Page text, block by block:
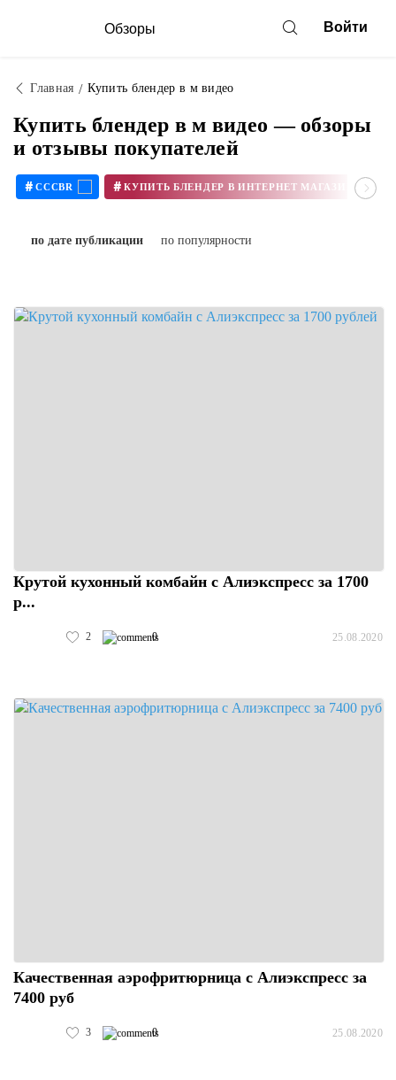
Обзоры Войти
Главная Купить блендер в м видео
Купить блендер в м видео — обзоры
и отзывы покупателей
# CCCBR #
по дате публикации по популярности
Крутой кухонный комбайн с Алиэкспресс за 1700
р...
2 0 25.08.2020
Качественная аэрофритюрница с Алиэкспресс за
7400 руб
3 0 25.08.2020